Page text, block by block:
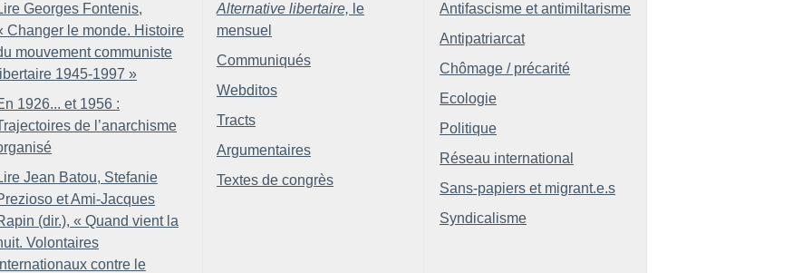
Georges Fontenis,
Changer le monde. Histoire
mouvement communiste
1945-1997 »
1926... et 1956 :
de l’anarchisme
Jean Batou, Stefanie
et Ami-Jacques
(dir.), « Quand vient la
Volontaires
contre le
Alternative libertaire, le
mensuel
Communiqués
Webditos
Tracts
Argumentaires
Textes de congrès
Antifascisme et antimiltarisme
Antipatriarcat
Chômage / précarité
Ecologie
Politique
Réseau international
Sans-papiers et migrant.e.s
Syndicalisme